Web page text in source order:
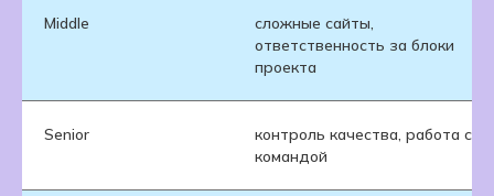
Middle
сложные сайты,
ответственность за блоки
проекта
Senior
контроль качества, работа с
командой